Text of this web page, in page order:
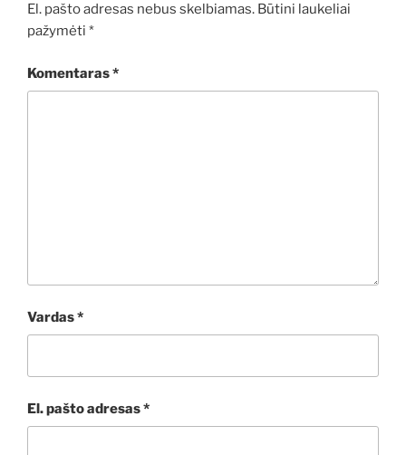
El. pašto adresas nebus skelbiamas. Būtini laukeliai
pažymėti *
Komentaras*
Vardas*
El. pašto adresas*